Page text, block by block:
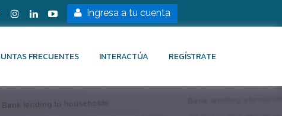
Ingresa a tu cuenta
FRECUENTES INTERACTÚA REGÍSTRATE